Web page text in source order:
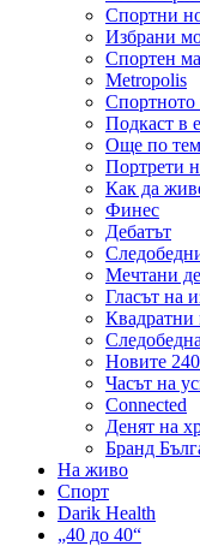
Спортни
Избрани
Спортен
Metropolis
Спортното
Подкаст в
Още по
Портрети
Как да
Финес
Дебатът
Мечтани
Гласът на
Квадратни
Новите
Часът на
Connected
Денят на
Бранд
На живо
Спорт
Darik Health
„40 до 40“